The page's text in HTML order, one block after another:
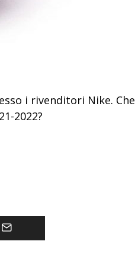
i rivenditori Nike. Che
2022?